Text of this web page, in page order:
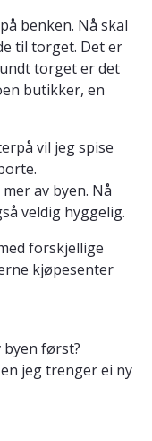
benken. Nå skal
til torget. Det er
torget er det
butikker, en
vil jeg spise
av byen. Nå
veldig hyggelig.
forskjellige
kjøpesenter
byen først?
jeg trenger ei ny